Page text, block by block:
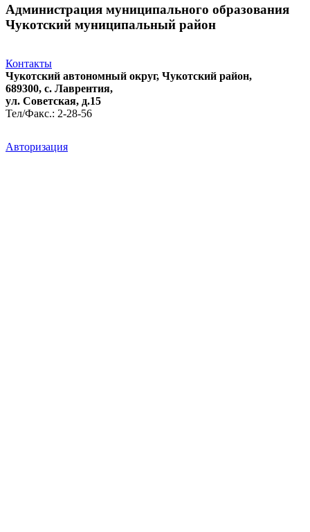
Администрация муниципального образования
Чукотский муниципальный район
Контакты
Чукотский автономный округ, Чукотский район,
689300, с. Лаврентия,
ул. Советская, д.15
Тел/Факс.: 2-28-56
Авторизация